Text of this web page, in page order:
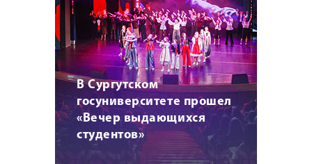
В Сургутском
госуниверситете прошел
«Вечер выдающихся
студентов»